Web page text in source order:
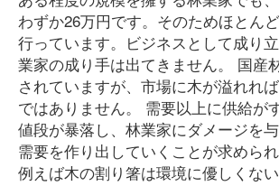
わずか26万円です。そのためほとん
行っています。ビジネスとして成り
業家の成り手は出てきません。 国産
されていますが、市場に木が溢れれ
ではありません。 需要以上に供給が
値段が暴落し、林業家にダメージを
需要を作り出していくことが求められ
例えば木の割り箸は環境に優しくない